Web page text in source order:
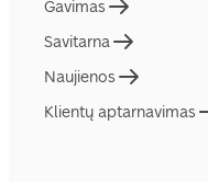
Gavimas
Savitarna
Naujienos
Klientų aptarnavimas